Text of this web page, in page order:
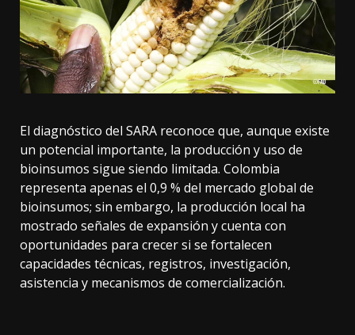
El diagnóstico del SARA reconoce que, aunque existe
un potencial importante, la producción y uso de
bioinsumos sigue siendo limitada. Colombia
representa apenas el 0,9 % del mercado global de
bioinsumos; sin embargo, la producción local ha
mostrado señales de expansión y cuenta con
oportunidades para crecer si se fortalecen
capacidades técnicas, registros, investigación,
asistencia y mecanismos de comercialización.